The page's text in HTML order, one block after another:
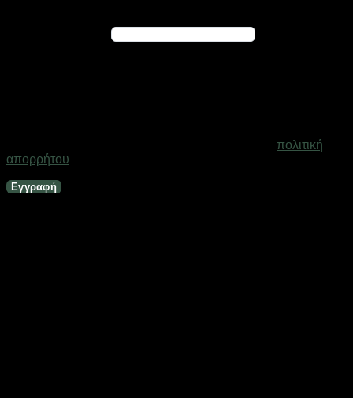
Απαιτείται
πολιτική
απορρήτου
Εγγραφή